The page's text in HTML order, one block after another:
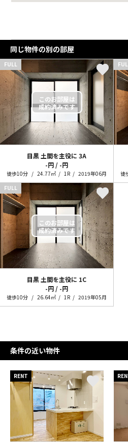
同じ物件の別の部屋
FULL
目黒 土間を主役に 3A
-円 / -円
徒歩10分 24.77㎡ 1R 2019年06月 徒
FULL
目黒 土間を主役に 1C
-円 / -円
徒歩10分 26.64㎡ 1R 2019年05月
条件の近い物件
RENT